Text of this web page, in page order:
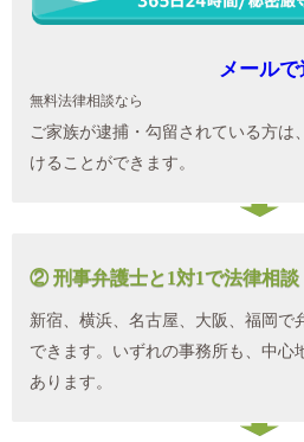
メール
無料法律相談なら
ご家族が逮捕・勾留されている方は、
けることができます。
② 刑事弁護士と1対1で法律相談
新宿、横浜、名古屋、大阪、福岡で
できます。いずれの事務所も、中心
あります。